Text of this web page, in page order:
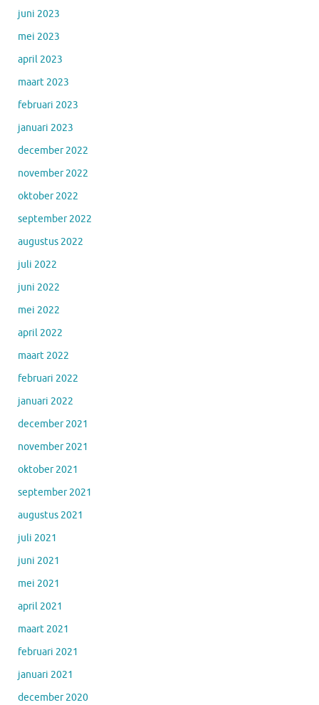
juni 2023
mei 2023
april 2023
maart 2023
februari 2023
januari 2023
december 2022
november 2022
oktober 2022
september 2022
augustus 2022
juli 2022
juni 2022
mei 2022
april 2022
maart 2022
februari 2022
januari 2022
december 2021
november 2021
oktober 2021
september 2021
augustus 2021
juli 2021
juni 2021
mei 2021
april 2021
maart 2021
februari 2021
januari 2021
december 2020